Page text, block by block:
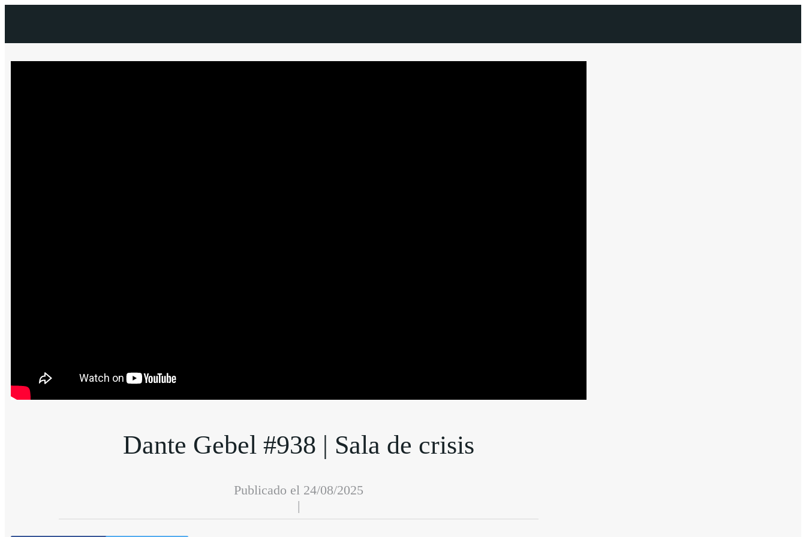
Dante Gebel #938 | Sala de crisis
Publicado el 24/08/2025
|